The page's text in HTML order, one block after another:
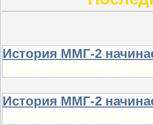
История ММГ-2
В книге Новикова В.
История ММГ-2
Спасибо Анатолий. Ещё